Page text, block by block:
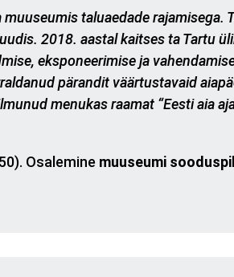
taluaedade rajamisega.
2018. aastal kaitses ta Tartu
eksponeerimise ja
pärandit väärtustavaid
menukas raamat “Eesti aia
Osalemine muuseumi